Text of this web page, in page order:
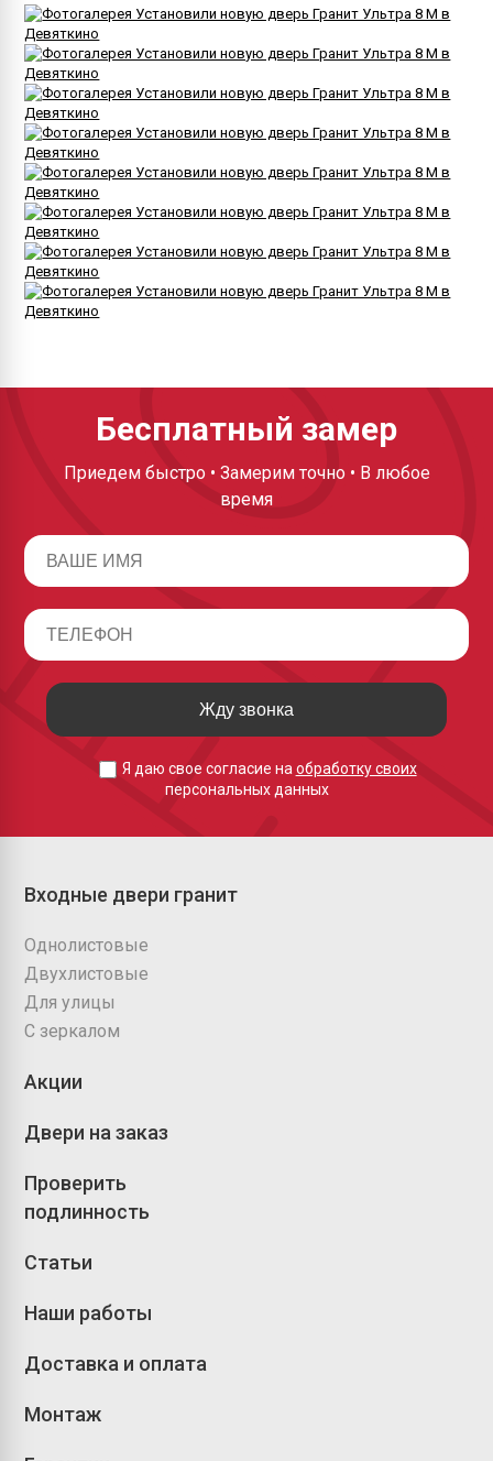
Бесплатный замер
Приедем быстро • Замерим точно • В любое
время
Жду звонка
Я даю свое согласие на обработку своих
персональных данных
Входные двери гранит
Однолистовые
Двухлистовые
Для улицы
С зеркалом
Акции
Двери на заказ
Проверить
подлинность
Статьи
Наши работы
Доставка и оплата
Монтаж